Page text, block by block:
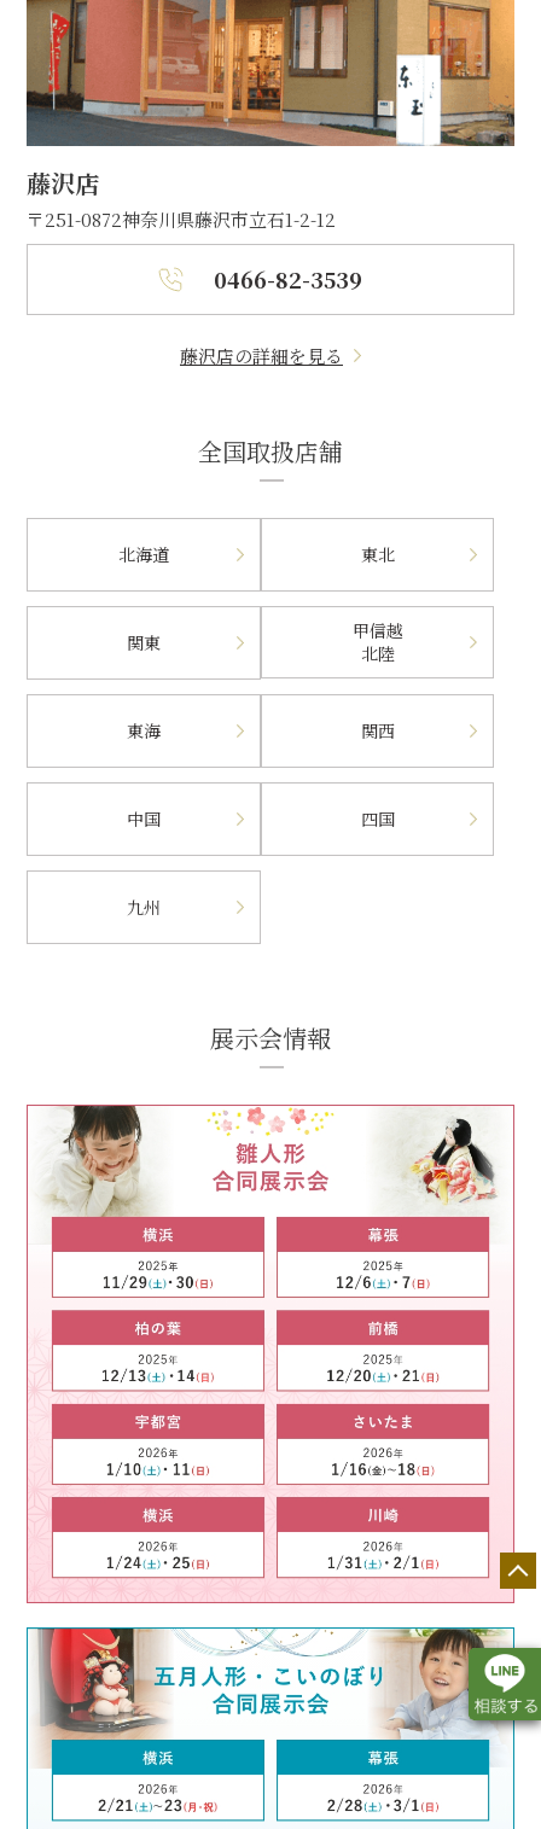
藤沢店
〒251-0872神奈川県藤沢市立石1-2-12
0466-82-3539
藤沢店の詳細を見る
全国取扱店舗
北海道 東北
関東
甲信越
北陸
東海 関西
中国 四国
九州
展示会情報
カタログ請求